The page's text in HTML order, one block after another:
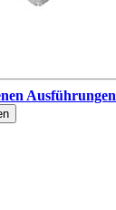
Ausführungen